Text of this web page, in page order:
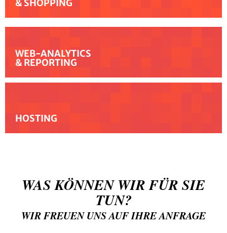
& SHOPPING
WEB-ANALYTICS
& REPORTING
HOSTING
WAS KÖNNEN WIR FÜR SIE
TUN?
WIR FREUEN UNS AUF IHRE ANFRAGE